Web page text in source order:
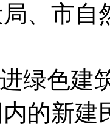
、市自
进绿色
的新建